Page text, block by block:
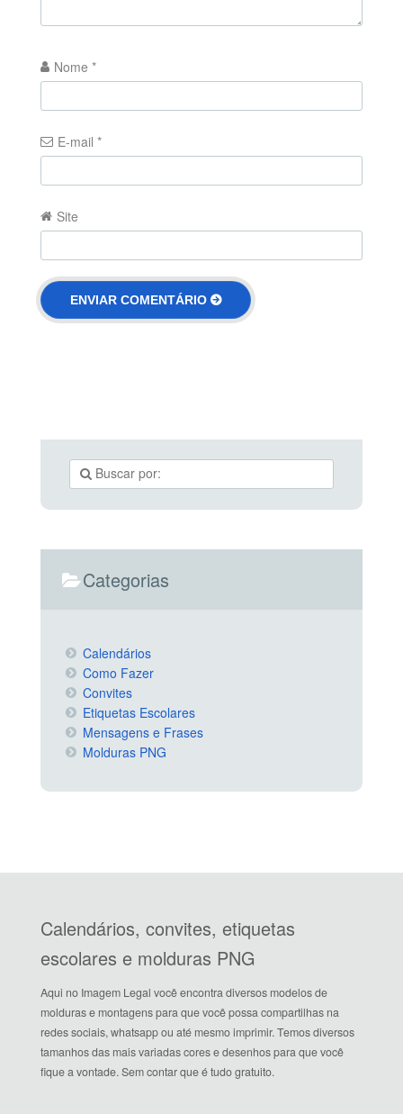
Nome *
E-mail *
Site
Categorias
Calendários
Como Fazer
Convites
Etiquetas Escolares
Mensagens e Frases
Molduras PNG
Calendários, convites, etiquetas
escolares e molduras PNG
Aqui no Imagem Legal você encontra diversos modelos de
molduras e montagens para que você possa compartilhas na
redes sociais, whatsapp ou até mesmo imprimir. Temos diversos
tamanhos das mais variadas cores e desenhos para que você
fique a vontade. Sem contar que é tudo gratuito.